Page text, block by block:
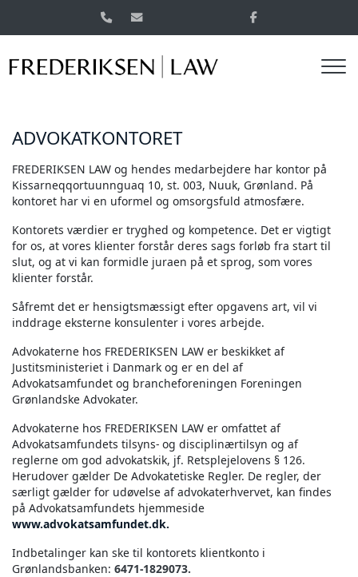
ADVOKATKONTORET
FREDERIKSEN LAW og hendes medarbejdere har kontor på
Kissarneqqortuunnguaq 10, st. 003, Nuuk, Grønland. På
kontoret har vi en uformel og omsorgsfuld atmosfære.
Kontorets værdier er tryghed og kompetence. Det er vigtigt
for os, at vores klienter forstår deres sags forløb fra start til
slut, og at vi kan formidle juraen på et sprog, som vores
klienter forstår.
Såfremt det er hensigtsmæssigt efter opgavens art, vil vi
inddrage eksterne konsulenter i vores arbejde.
Advokaterne hos FREDERIKSEN LAW er beskikket af
Justitsministeriet i Danmark og er en del af
Advokatsamfundet og brancheforeningen Foreningen
Grønlandske Advokater.
Advokaterne hos FREDERIKSEN LAW er omfattet af
Advokatsamfundets tilsyns- og disciplinærtilsyn og af
reglerne om god advokatskik, jf. Retsplejelovens § 126.
Herudover gælder De Advokatetiske Regler. De regler, der
særligt gælder for udøvelse af advokaterhvervet, kan findes
på Advokatsamfundets hjemmeside
www.advokatsamfundet.dk.
Indbetalinger kan ske til kontorets klientkonto i
Grønlandsbanken: 6471-1829073.